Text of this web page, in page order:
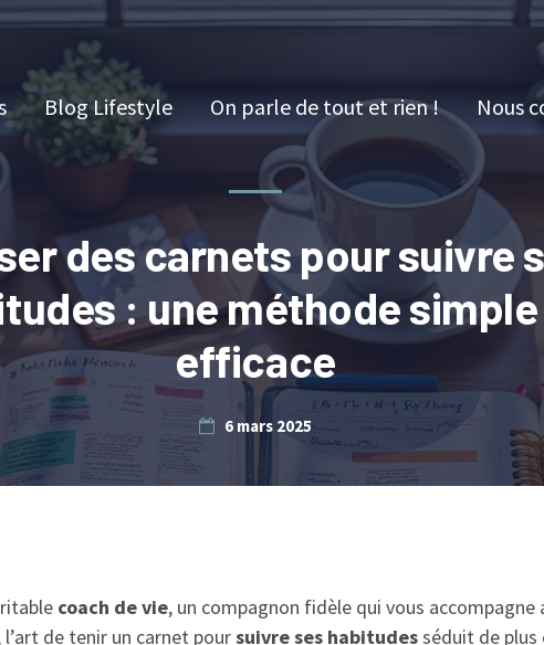
Blog Lifestyle On parle de tout et rien ! Nous
des carnets pour suivre
: une méthode
efficace
6 mars 2025
coach de vie, un compagnon fidèle qui vous
de tenir un carnet poursuivre ses habitudesséduit de plus